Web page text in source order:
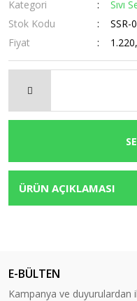
Kategori
Sıvı
Stok Kodu
SSR-
Fiyat
ÜRÜN AÇIKLAMASI
E-BÜLTEN
Kampanya ve duyurulardan